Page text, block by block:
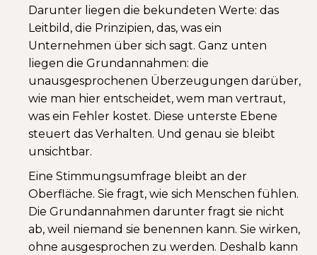
Darunter liegen die bekundeten Werte: das
Leitbild, die Prinzipien, das, was ein
Unternehmen über sich sagt. Ganz unten
liegen die Grundannahmen: die
unausgesprochenen Überzeugungen darüber,
wie man hier entscheidet, wem man vertraut,
was ein Fehler kostet. Diese unterste Ebene
steuert das Verhalten. Und genau sie bleibt
unsichtbar.
Eine Stimmungsumfrage bleibt an der
Oberfläche. Sie fragt, wie sich Menschen fühlen.
Die Grundannahmen darunter fragt sie nicht
ab, weil niemand sie benennen kann. Sie wirken,
ohne ausgesprochen zu werden. Deshalb kann